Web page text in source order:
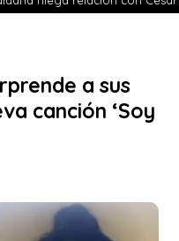
a sus
canción ‘Soy